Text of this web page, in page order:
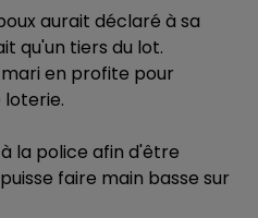
aurait déclaré à sa
qu'un tiers du lot.
en profite pour
la police afin d'être
faire main basse sur